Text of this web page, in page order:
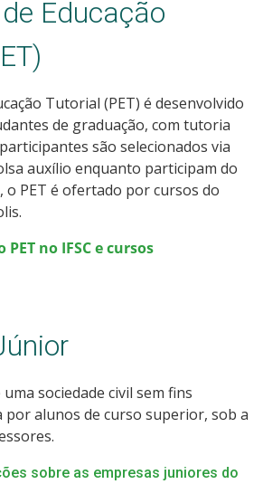
Educação
Tutorial (PET) é desenvolvido
de graduação, com tutoria
são selecionados via
auxílio enquanto participam do
o PET é ofertado por cursos do
no IFSC e cursos
sociedade civil sem fins
por alunos de curso superior, sob a
sobre as empresas juniores do